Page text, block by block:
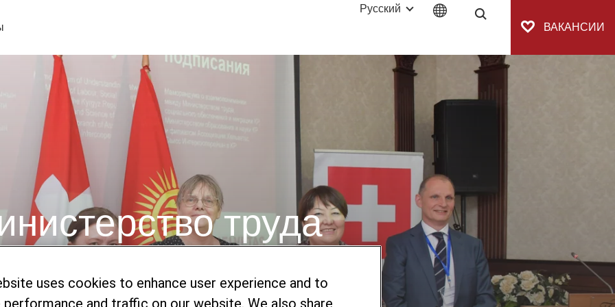
Русский
Поиск
ВАКАНСИИ
образования Кыргызской Республики подписали Меморандум о взаимопонимании
труда
и
образования
uses cookies to enhance user experience and to
performance and traffic on our website. We also share